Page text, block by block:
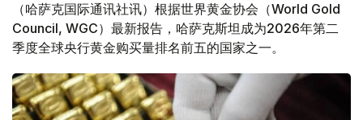
（哈萨克国际通讯社讯）根据世界黄金协会（World Gold
Council, WGC）最新报告，哈萨克斯坦成为2026年第二
季度全球央行黄金购买量排名前五的国家之一。